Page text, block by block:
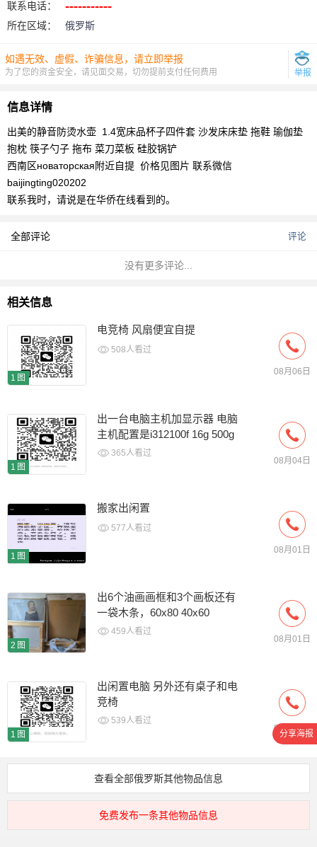
联系电话：
所在区域：
俄罗斯
如遇无效、虚假、诈骗信息，请立即举报
为了您的资金安全，请见面交易，切勿提前支付任何费用 举报
信息详情
出美的静音防烫水壶 1.4宽床品杯子四件套 沙发床床垫 拖鞋 瑜伽垫
抱枕 筷子勺子 拖布 菜刀菜板 硅胶锅铲
西南区новаторская附近自提 价格见图片 联系微信
baijingting020202
联系我时，请说是在华侨在线看到的。
全部评论 评论
没有更多评论...
相关信息
1图
电竞椅 风扇便宜自提
508人看过
08月06日
1图
出一台电脑主机加显示器 电脑
主机配置是i312100f 16g 500g
固态加6500xt 4g显卡
365人看过
08月04日
1图
搬家出闲置
577人看过
08月01日
2图
出6个油画画框和3个画板还有
一袋木条，60x80 40x60
459人看过
08月01日
1图
出闲置电脑 另外还有桌子和电
竞椅
539人看过
08月01日
查看全部俄罗斯其他物品信息
免费发布一条其他物品信息
分享海报